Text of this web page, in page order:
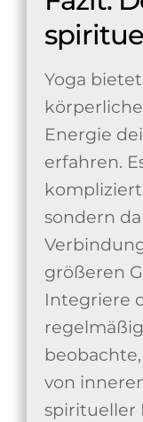
Yoga
Energie
erfahren.
sondern
größeren
Integriere
von
spiritueller